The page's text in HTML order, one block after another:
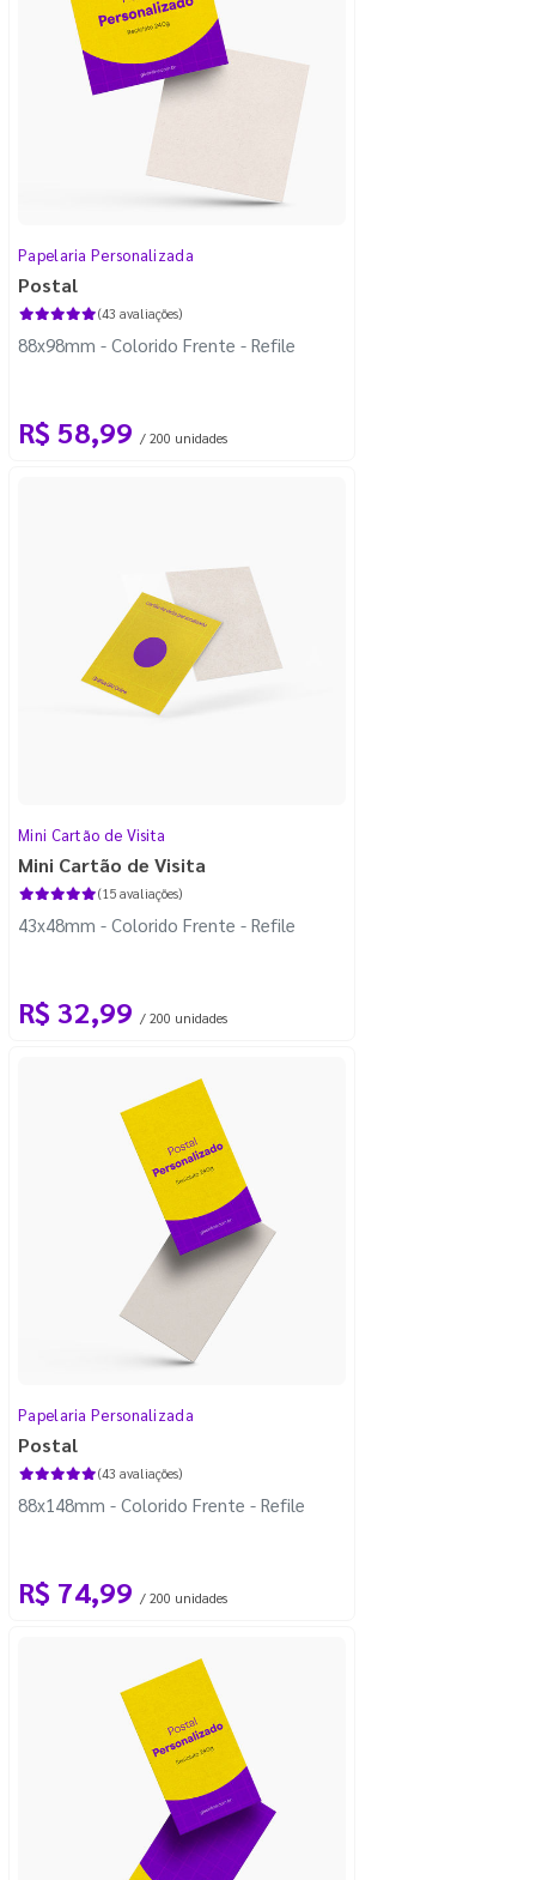
Papelaria Personalizada
Postal
(43 avaliações)
88x98mm - Colorido Frente - Refile
R$ 58,99 / 200 unidades
Mini Cartão de Visita
Mini Cartão de Visita
(15 avaliações)
43x48mm - Colorido Frente - Refile
R$ 32,99 / 200 unidades
Papelaria Personalizada
Postal
(43 avaliações)
88x148mm - Colorido Frente - Refile
R$ 74,99 / 200 unidades